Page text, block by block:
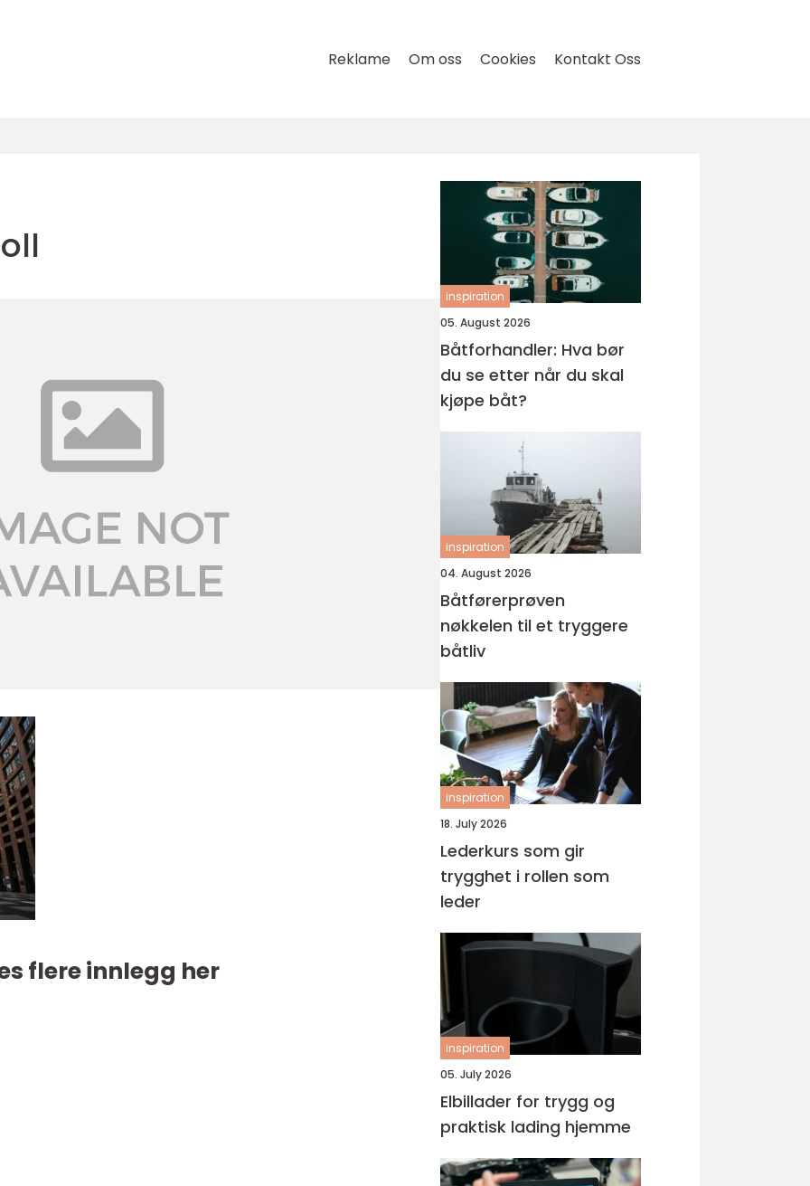
Reklame Om oss Cookies Kontakt Oss
flere innlegg her
inspiration
05. August 2026
Båtforhandler: Hva bør
du se etter når du skal
kjøpe båt?
inspiration
04. August 2026
Båtførerprøven
nøkkelen til et tryggere
båtliv
inspiration
18. July 2026
Lederkurs som gir
trygghet i rollen som
leder
inspiration
05. July 2026
Elbillader for trygg og
praktisk lading hjemme